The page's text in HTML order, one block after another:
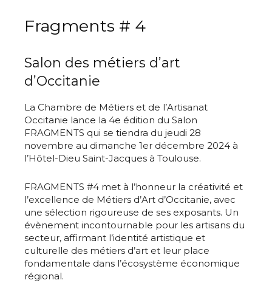
Fragments # 4
Salon des métiers d’art
d’Occitanie
La Chambre de Métiers et de l’Artisanat
Occitanie lance la 4e édition du Salon
FRAGMENTS qui se tiendra du jeudi 28
novembre au dimanche 1er décembre 2024 à
l’Hôtel-Dieu Saint-Jacques à Toulouse.
FRAGMENTS #4 met à l’honneur la créativité et
l’excellence de Métiers d’Art d’Occitanie, avec
une sélection rigoureuse de ses exposants. Un
évènement incontournable pour les artisans du
secteur, affirmant l’identité artistique et
culturelle des métiers d’art et leur place
fondamentale dans l’écosystème économique
régional.